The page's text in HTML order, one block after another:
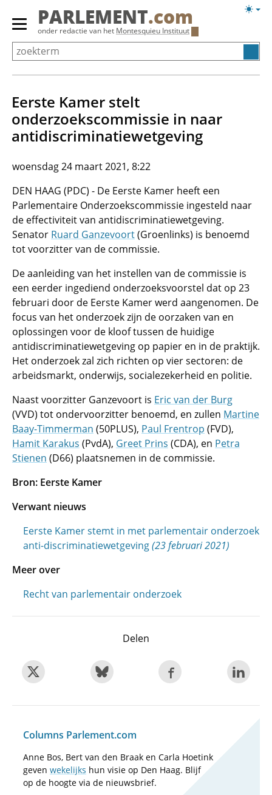
Overslaan
Primair
menu
tonen/verbergen
PARLEMENT.com
onder redactie van het Montesquieu Instituut
Eerste Kamer stelt
onderzoekscommissie in naar
antidiscriminatiewetgeving
woensdag 24 maart 2021, 8:22
DEN HAAG (PDC) - De Eerste Kamer heeft een
Parlementaire Onderzoekscommissie ingesteld naar
de effectiviteit van antidiscriminatiewetgeving.
Senator Ruard Ganzevoort(Groenlinks) is benoemd
tot voorzitter van de commissie.
De aanleiding van het instellen van de commissie is
een eerder ingediend onderzoeksvoorstel dat op 23
februari door de Eerste Kamer werd aangenomen. De
focus van het onderzoek zijn de oorzaken van en
oplossingen voor de kloof tussen de huidige
antidiscriminatiewetgeving op papier en in de praktijk.
Het onderzoek zal zich richten op vier sectoren: de
arbeidsmarkt, onderwijs, socialezekerheid en politie.
Naast voorzitter Ganzevoort is Eric van der Burg
(VVD) tot ondervoorzitter benoemd, en zullen Martine
Baay-Timmerman (50PLUS), Paul Frentrop (FVD),
Hamit Karakus (PvdA), Greet Prins (CDA), en Petra
Stienen (D66) plaatsnemen in de commissie.
Bron: Eerste Kamer
Verwant nieuws
Eerste Kamer stemt in met parlementair onderzoek
anti-discriminatiewetgeving(23 februari 2021)
Meer over
Recht van parlementair onderzoek
Delen
Columns Parlement.com
Anne Bos, Bert van den Braak en Carla Hoetink
geven wekelijks hun visie op Den Haag. Blijf
op de hoogte via de nieuwsbrief.